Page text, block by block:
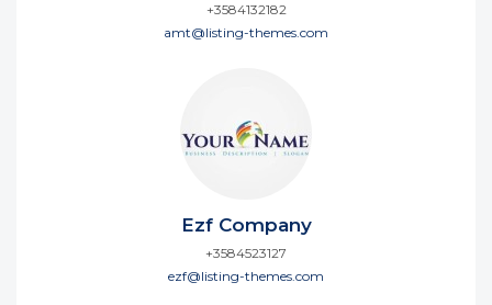
+3584132182
amt@listing-themes.com
Ezf Company
+3584523127
ezf@listing-themes.com